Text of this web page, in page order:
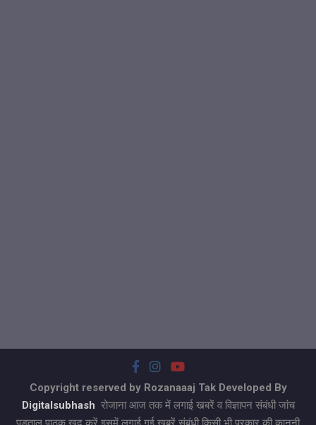
Copyright reserved by Rozanaaaj Tak Developed By
Digitalsubhash रोजाना आज तक में लगाई खबरें व विज्ञापन संबंधी जांच